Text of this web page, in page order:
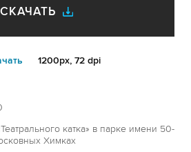
СКАЧАТЬ
1200px, 72 dpi
катка» в парке имени 50-
Химках